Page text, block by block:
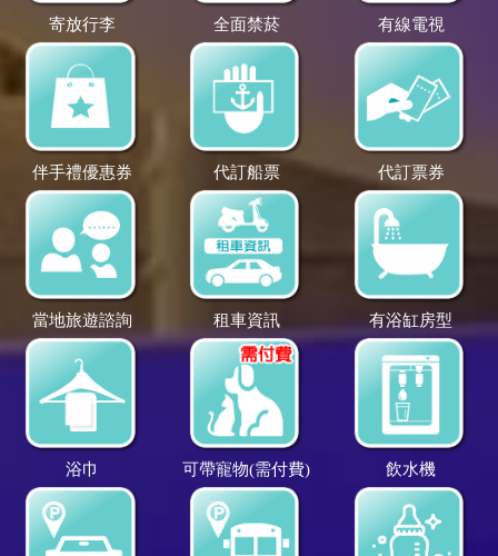
寄放行李 全面禁菸 有線電視
伴手禮優惠券 代訂船票 代訂票券
當地旅遊諮詢 租車資訊 有浴缸房型
浴巾 可帶寵物(需付費) 飲水機